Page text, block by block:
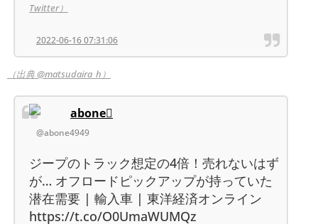
Twitter）
2022-06-16 07:31:06
（出典 @matsudaira_h）
abone
@abone4949
ジープのトラック想定の4倍！売れないはず
が… オフロードピックアップが持っていた
潜在需要 | 輸入車 | 東洋経済オンライン
https://t.co/O0UmaWUMQz